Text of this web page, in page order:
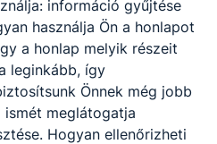
információ gyűjtése
használja Ön a honlapot
a honlap melyik részeit
leginkább, így
Önnek még jobb
ismét meglátogatja
Hogyan ellenőrizheti